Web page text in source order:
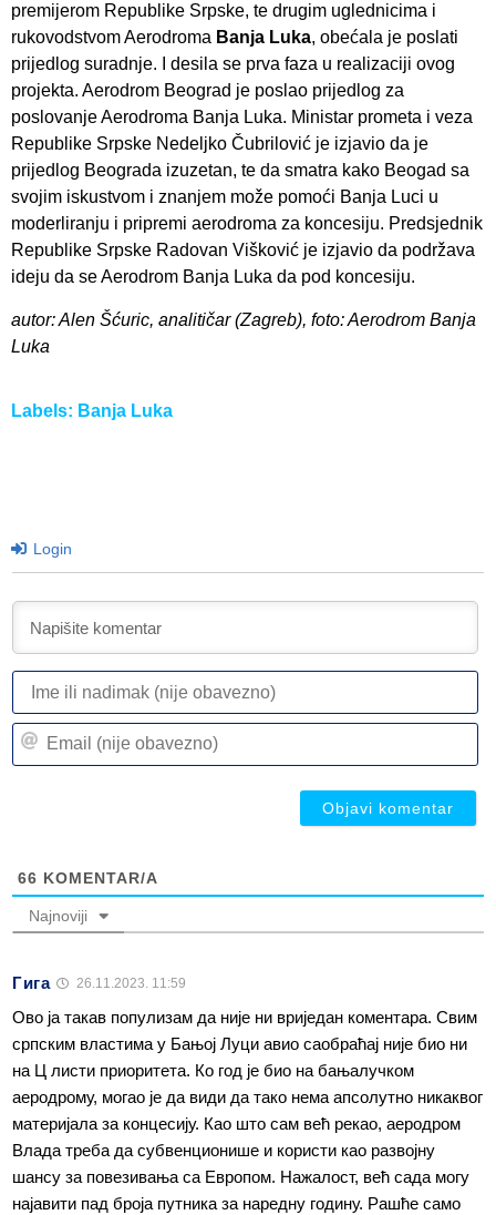
premijerom Republike Srpske, te drugim uglednicima i
rukovodstvom Aerodroma Banja Luka, obećala je poslati
prijedlog suradnje. I desila se prva faza u realizaciji ovog
projekta. Aerodrom Beograd je poslao prijedlog za
poslovanje Aerodroma Banja Luka. Ministar prometa i veza
Republike Srpske Nedeljko Čubrilović je izjavio da je
prijedlog Beograda izuzetan, te da smatra kako Beogad sa
svojim iskustvom i znanjem može pomoći Banja Luci u
moderliranju i pripremi aerodroma za koncesiju. Predsjednik
Republike Srpske Radovan Višković je izjavio da podržava
ideju da se Aerodrom Banja Luka da pod koncesiju.
autor: Alen Šćuric, analitičar (Zagreb), foto: Aerodrom Banja
Luka
Labels: Banja Luka
Login
66 KOMENTAR/A
Najnoviji
Гига 26.11.2023. 11:59
Ово ја такав популизам да није ни вриједан коментара. Свим
српским властима у Бањој Луци авио саобраћај није био ни
на Ц листи приоритета. Ко год је био на бањалучком
аеродрому, могао је да види да тако нема апсолутно никаквог
материјала за концесију. Као што сам већ рекао, аеродром
Влада треба да субвенционише и користи као развојну
шансу за повезивања са Европом. Нажалост, већ сада могу
најавити пад броја путника за наредну годину. Рашће само